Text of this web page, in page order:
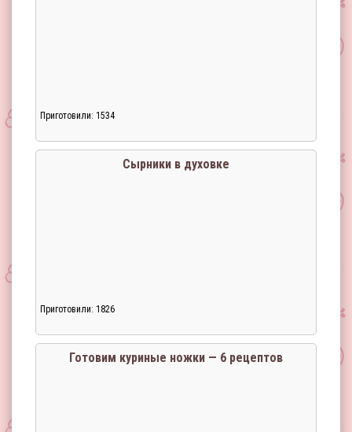
Приготовили: 1534
Сырники в духовке
Приготовили: 1826
Готовим куриные ножки — 6 рецептов